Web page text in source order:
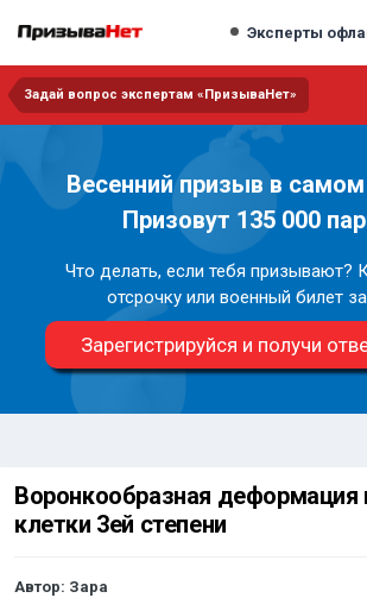
Эксперты
Задай вопрос экспертам «ПризываНет»
Весенний призыв в самом
Призовут 135 000
Что делать, если тебя призывают?
отсрочку или военный билет
Зарегистрируйся и получи
Воронкообразная деформация
клетки 3ей степени
Автор: Зара